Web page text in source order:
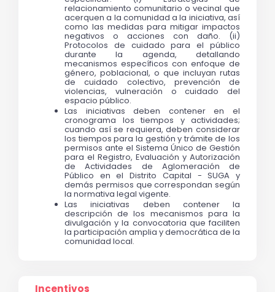
relacionamiento comunitario o vecinal que
acerquen a la comunidad a la iniciativa, así
como las medidas para mitigar impactos
negativos o acciones con daño. (ii)
Protocolos de cuidado para el público
durante la agenda, detallando
mecanismos específicos con enfoque de
género, poblacional, o que incluyan rutas
de cuidado colectivo, prevención de
violencias, vulneración o cuidado del
espacio público.
Las iniciativas deben contener en el
cronograma los tiempos y actividades;
cuando así se requiera, deben considerar
los tiempos para la gestión y trámite de los
permisos ante el Sistema Único de Gestión
para el Registro, Evaluación y Autorización
de Actividades de Aglomeración de
Público en el Distrito Capital - SUGA y
demás permisos que correspondan según
la normativa legal vigente.
Las iniciativas deben contener la
descripción de los mecanismos para la
divulgación y la convocatoria que faciliten
la participación amplia y democrática de la
comunidad local.
Incentivos